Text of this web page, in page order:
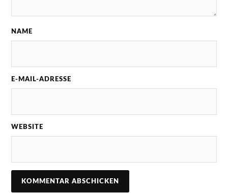
NAME
E-MAIL-ADRESSE
WEBSITE